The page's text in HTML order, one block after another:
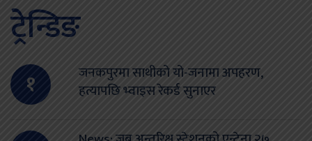
ट्रेन्डिङ
१
जनकपुरमा साथीको यो-जनामा अपहरण,
हत्यापछि भ्वाइस रेकर्ड सुनाएर